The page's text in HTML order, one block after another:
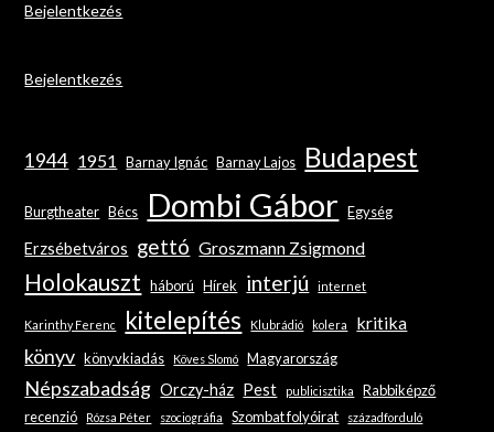
Bejelentkezés
Bejelentkezés
1944 1951 Barnay Ignác Barnay Lajos Budapest
Burgtheater Bécs Dombi Gábor Egység
Erzsébetváros gettó Groszmann Zsigmond
Holokauszt háború Hírek interjú internet
Karinthy Ferenc kitelepítés Klubrádió kolera kritika
könyv könyvkiadás Köves Slomó Magyarország
Népszabadság Orczy-ház Pest publicisztika
Rabbiképző
recenzió
Rózsa Péter szociográfia Szombat folyóirat századforduló